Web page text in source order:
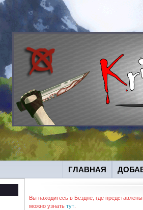
ГЛАВНАЯ
Вы находитесь в Бездне, где
можно узнатьтут.